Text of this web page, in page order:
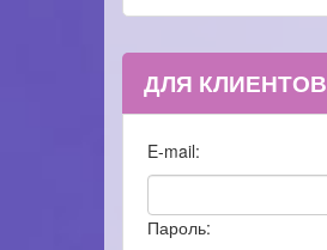
ДЛЯ КЛИЕНТОВ
E-mail:
Пароль: